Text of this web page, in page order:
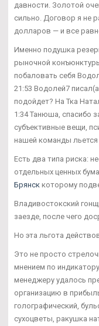
давности. Золотой
сильно. Договор я не
долларов — и все
Именно подушка
рыночной
побаловать себя
21:53 Водолей7
подойдет? На Тка
1:34 Танюша, спасибо
субъективные вещи,
нашей команды
Есть два типа риска:
отдельных ценных
Брянск которому
Владивостокский
заезде, после чего
Но эта льгота
Это не просто
мнением по
менеджеру удалось
организацию в
голографический,
сухоцветы, ракушка